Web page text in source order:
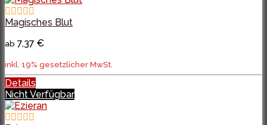
Magisches Blut
ab 7,37 €
inkl. 19% gesetzlicher MwSt.
Details
Nicht Verfügbar